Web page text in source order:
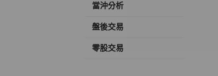
當沖分析
盤後交易
零股交易